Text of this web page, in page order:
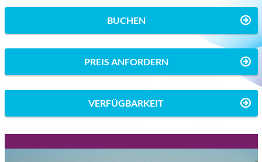
BUCHEN
PREIS ANFORDERN
VERFÜGBARKEIT